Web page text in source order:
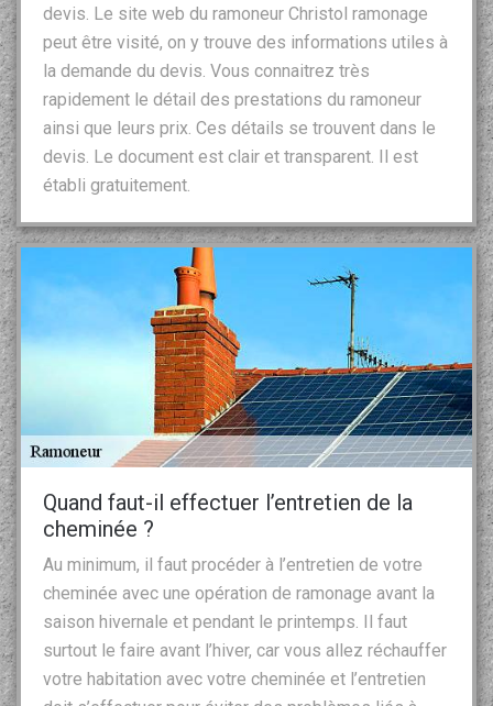
devis. Le site web du ramoneur Christol ramonage
peut être visité, on y trouve des informations utiles à
la demande du devis. Vous connaitrez très
rapidement le détail des prestations du ramoneur
ainsi que leurs prix. Ces détails se trouvent dans le
devis. Le document est clair et transparent. Il est
établi gratuitement.
Quand faut-il effectuer l’entretien de la
cheminée ?
Au minimum, il faut procéder à l’entretien de votre
cheminée avec une opération de ramonage avant la
saison hivernale et pendant le printemps. Il faut
surtout le faire avant l’hiver, car vous allez réchauffer
votre habitation avec votre cheminée et l’entretien